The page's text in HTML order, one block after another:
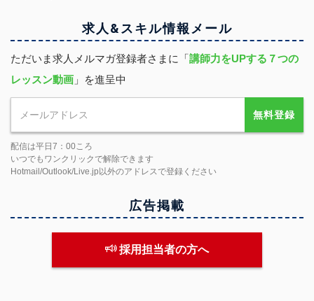
求人&スキル情報 メール
ただいま求人メルマガ登録者さまに「講師力をUPする７つの
レッスン動画 」を進呈中
無料登録
配信は平日7：00ころ
いつでもワンクリックで解除できます
Hotmail/Outlook/Live.jp以外のアドレスで登録ください
広告掲載
採用担当者の方へ